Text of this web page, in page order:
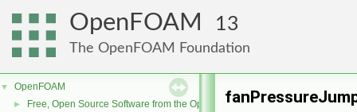
OpenFOAM 13
The OpenFOAM Foundation
▼ OpenFOAM
► Free, Open Source Software from the OpenFOAM Foundation